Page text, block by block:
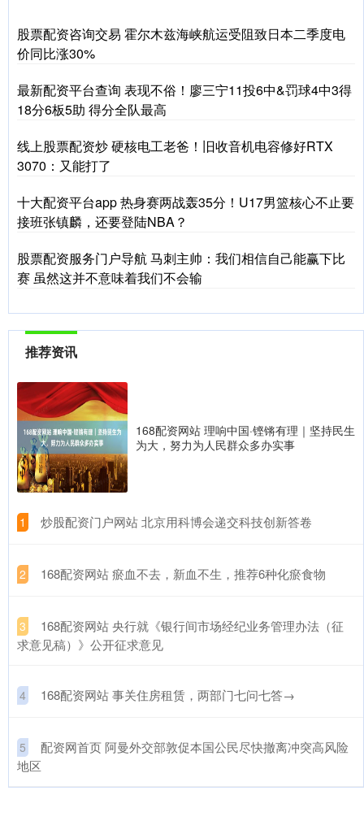
股票配资咨询交易 霍尔木兹海峡航运受阻致日本二季度电
价同比涨30%
最新配资平台查询 表现不俗！廖三宁11投6中&罚球4中3得
18分6板5助 得分全队最高
线上股票配资炒 硬核电工老爸！旧收音机电容修好RTX
3070：又能打了
十大配资平台app 热身赛两战轰35分！U17男篮核心不止要
接班张镇麟，还要登陆NBA？
股票配资服务门户导航 马刺主帅：我们相信自己能赢下比
赛 虽然这并不意味着我们不会输
推荐资讯
168配资网站 理响中国·铿锵有理｜坚持民生
为大，努力为人民群众多办实事
1 ​炒股配资门户网站 北京用科博会递交科技创新答卷
2 ​168配资网站 瘀血不去，新血不生，推荐6种化瘀食物
3
​168配资网站 央行就《银行间市场经纪业务管理办法（征
求意见稿）》公开征求意见
4 ​168配资网站 事关住房租赁，两部门七问七答→
5
​配资网首页 阿曼外交部敦促本国公民尽快撤离冲突高风险
地区